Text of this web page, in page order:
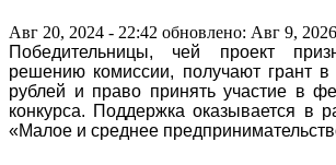
Авг 20, 2024 - 22:42 обновлено: Авг 9,
Победительницы, чей проект
решению комиссии, получают грант
рублей и право принять участие в
конкурса. Поддержка оказывается в
«Малое и среднее